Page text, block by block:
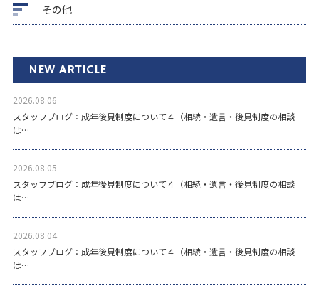
その他
NEW ARTICLE
2026.08.06
スタッフブログ：成年後見制度について４（相続・遺言・後見制度の相談
は…
2026.08.05
スタッフブログ：成年後見制度について４（相続・遺言・後見制度の相談
は…
2026.08.04
スタッフブログ：成年後見制度について４（相続・遺言・後見制度の相談
は…